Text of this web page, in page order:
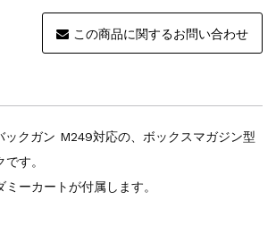
この商品に関するお問い合わせ
ックガン M249対応の、ボックスマガジン型
す。
ーカートが付属します。